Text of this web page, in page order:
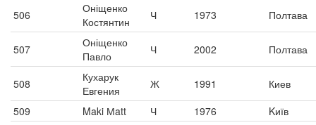
506
Оніщенко
Костянтин
Ч 1973 Полтава
507
Оніщенко
Павло
Ч 2002 Полтава
508
Кухарук
Евгения
Ж 1991
Киев
509
Maki Мatt Ч 1976
Kиїв